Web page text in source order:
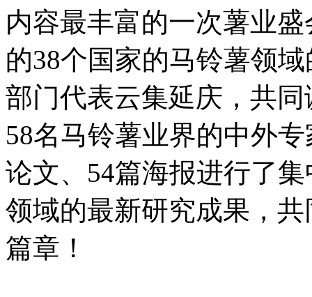
内容最丰富的一次薯业
的38个国家的马铃薯领
部门代表云集延庆，共
58名马铃薯业界的中外
论文、54篇海报进行了
领域的最新研究成果，
篇章！